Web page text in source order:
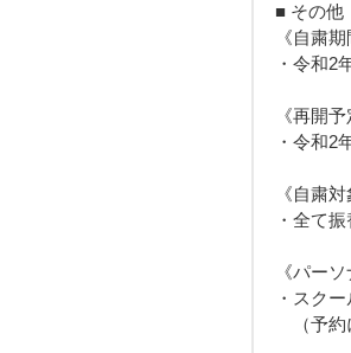
■ その他
《自粛期
・令和2
《再開予
・令和2
《自粛
・全て
《パー
・スク
（予約